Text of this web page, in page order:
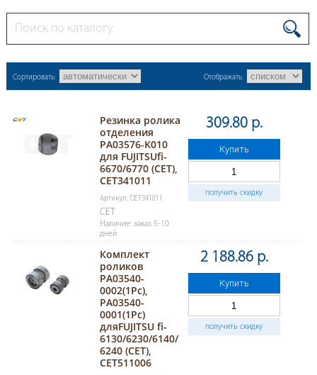
Сортировать: Отображать:
Резинка ролика
отделения
PA03576-K010
для FUJITSUfi-
6670/6770 (CET),
CET341011
Артикул: CET341011
CET
Наличие: заказ 5-10
дней
309.80 р.
Купить
получить скидку
Комплект
роликов
PA03540-
0002(1Pc),
PA03540-
0001(1Pc)
дляFUJITSU fi-
6130/6230/6140/
6240 (CET),
CET511006
2 188.86 р.
Купить
получить скидку